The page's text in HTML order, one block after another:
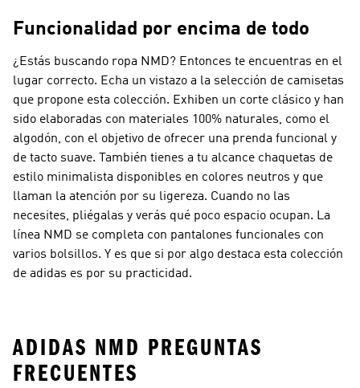
Funcionalidad por encima de todo
¿Estás buscando ropa NMD? Entonces te encuentras en el
lugar correcto. Echa un vistazo a la selección de camisetas
que propone esta colección. Exhiben un corte clásico y han
sido elaboradas con materiales 100% naturales, como el
algodón, con el objetivo de ofrecer una prenda funcional y
de tacto suave. También tienes a tu alcance chaquetas de
estilo minimalista disponibles en colores neutros y que
llaman la atención por su ligereza. Cuando no las
necesites, pliégalas y verás qué poco espacio ocupan. La
línea NMD se completa con pantalones funcionales con
varios bolsillos. Y es que si por algo destaca esta colección
de adidas es por su practicidad.
ADIDAS NMD PREGUNTAS
FRECUENTES